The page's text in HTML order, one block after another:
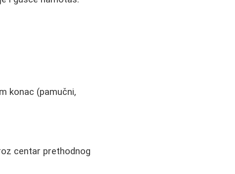
konac (pamučni,
centar prethodnog